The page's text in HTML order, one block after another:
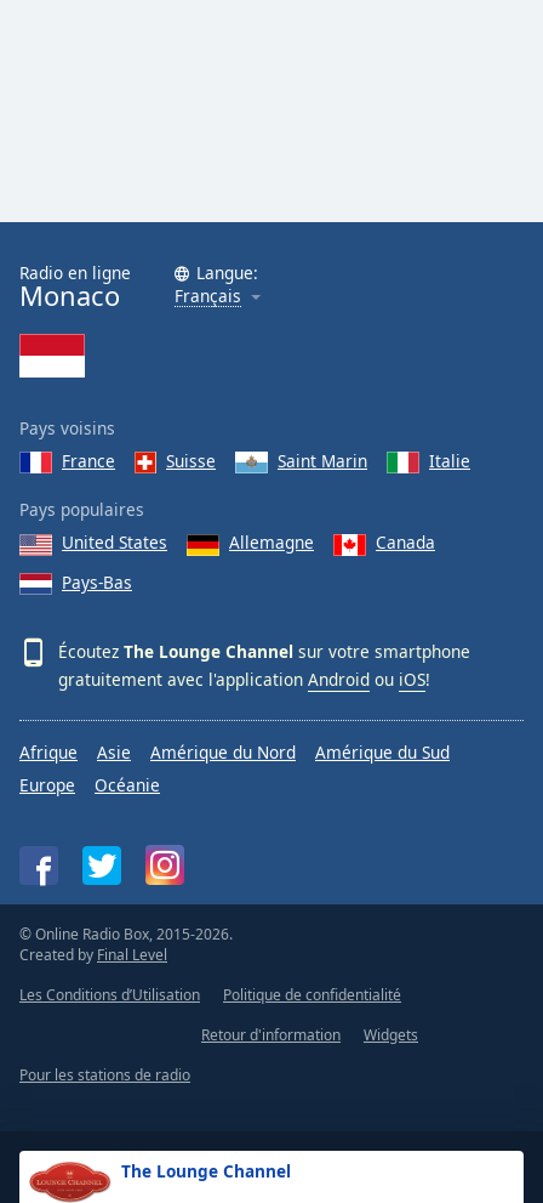
The Lounge Channel
Radio en ligne
Monaco
Langue:
Français
Pays voisins
France
Suisse Saint Marin Italie
Pays populaires
United States
Allemagne
Canada
Pays-Bas
Écoutez The Lounge Channel sur votre smartphone
gratuitement avec l'application Android ou iOS!
Afrique Asie Amérique du Nord
Amérique du Sud
Europe
Océanie
© Online Radio Box, 2015-2026.
Created by Final Level
Les Conditions d’Utilisation
Politique de confidentialité
Retour d'information
Widgets
Pour les stations de radio